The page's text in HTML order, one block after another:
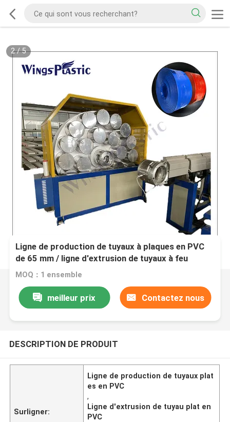
2/5
Ligne de production de tuyaux à plaques en PVC
de 65 mm / ligne d'extrusion de tuyaux à feu
revêtus de fibres en PVC
MOQ：1 ensemble
meilleur prix Contactez nous
DESCRIPTION DE PRODUIT
Surligner:
Ligne de production de tuyaux plat
es en PVC
,
Ligne d'extrusion de tuyau plat en
PVC